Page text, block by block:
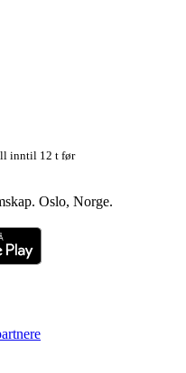
inntil 12 t før
Oslo, Norge.